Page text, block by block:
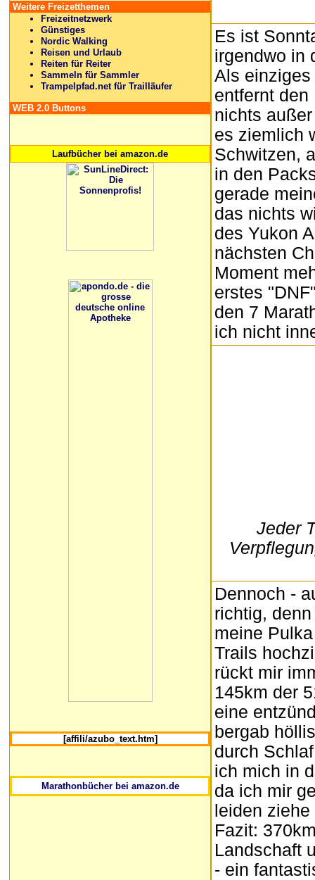
Weitere Freizetthemen
Freizeitnetzwerk
Günstiges
Nordic Walking
Reisen und Urlaub
Reiten für Reiter
Sammeln für Sammler
Trampelpfad.net für Trailläufer
WEB 2.0 Buttons
Laufbücher bei amazon.de
[affili/azubo_text.htm]
Marathonbücher bei amazon.de
Es ist
irgendwo in
Als
entfernt
nichts
es ziemlich
Schwitzen,
in den
gerade
das nichts
des Yukon
nächsten
Moment
erstes
den 7
ich nicht
Jeder
Dennoch -
richtig,
meine
Trails
rückt mir
145km der
eine
bergab
durch
ich mich in
da ich mir
leiden
Fazit:
Landschaft
- ein